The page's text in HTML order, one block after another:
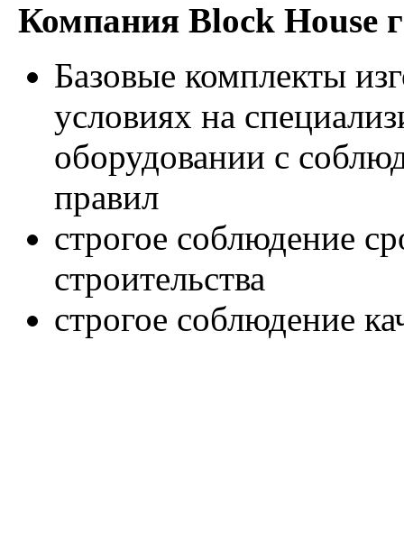
Компания Block House
Базовые комплекты
условиях на
оборудовании с
правил
строгое соблюдение
строительства
строгое соблюдение